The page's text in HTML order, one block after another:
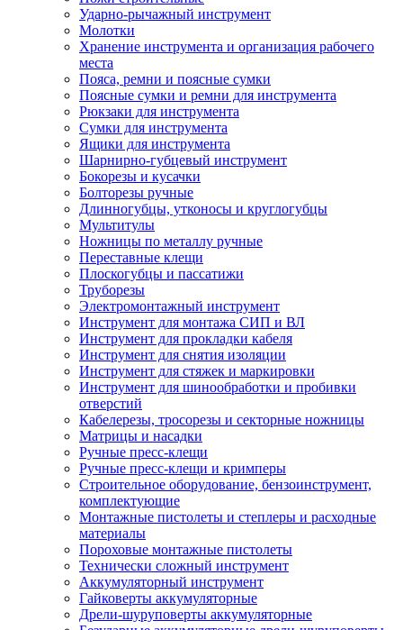
Ударно-рычажный инструмент
Молотки
Хранение инструмента и организация рабочего
места
Пояса, ремни и поясные сумки
Поясные сумки и ремни для инструмента
Рюкзаки для инструмента
Сумки для инструмента
Ящики для инструмента
Шарнирно-губцевый инструмент
Бокорезы и кусачки
Болторезы ручные
Длинногубцы, утконосы и круглогубцы
Мультитулы
Ножницы по металлу ручные
Переставные клещи
Плоскогубцы и пассатижи
Труборезы
Электромонтажный инструмент
Инструмент для монтажа СИП и ВЛ
Инструмент для прокладки кабеля
Инструмент для снятия изоляции
Инструмент для стяжек и маркировки
Инструмент для шинообработки и пробивки
отверстий
Кабелерезы, тросорезы и секторные ножницы
Матрицы и насадки
Ручные пресс-клещи
Ручные пресс-клещи и кримперы
Строительное оборудование, бензоинструмент,
комплектующие
Монтажные пистолеты и степлеры и расходные
материалы
Пороховые монтажные пистолеты
Технически сложный инструмент
Аккумуляторный инструмент
Гайковерты аккумуляторные
Дрели-шуруповерты аккумуляторные